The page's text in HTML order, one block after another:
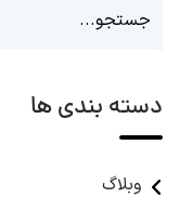
دسته بندی ها
وبلاگ